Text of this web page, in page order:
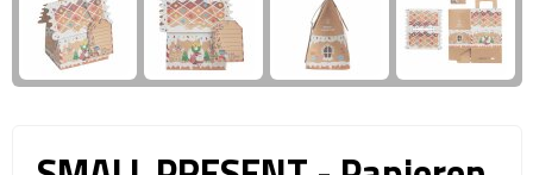
Reistassen
Trolleys